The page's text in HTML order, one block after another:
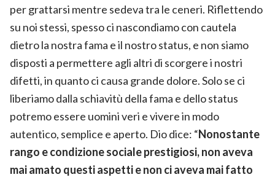
per grattarsi mentre sedeva tra le ceneri. Riflettendo
su noi stessi, spesso ci nascondiamo con cautela
dietro la nostra fama e il nostro status, e non siamo
disposti a permettere agli altri di scorgere i nostri
difetti, in quanto ci causa grande dolore. Solo se ci
liberiamo dalla schiavitù della fama e dello status
potremo essere uomini veri e vivere in modo
autentico, semplice e aperto. Dio dice: “Nonostante
rango e condizione sociale prestigiosi, non aveva
mai amato questi aspetti e non ci aveva mai fatto